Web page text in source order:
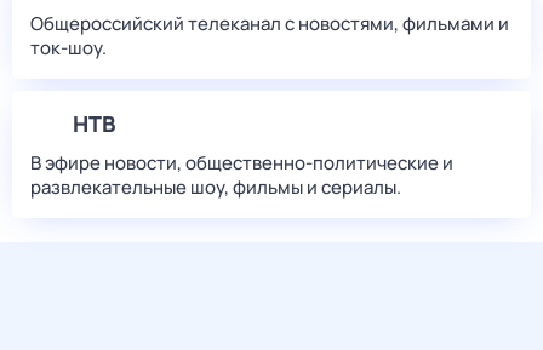
Общероссийский телеканал с новостями, фильмами и
ток-шоу.
НТВ
В эфире новости, общественно-политические и
развлекательные шоу, фильмы и сериалы.